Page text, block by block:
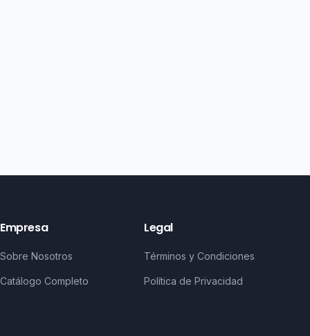
Empresa
Sobre Nosotros
Catálogo Completo
Legal
Términos y Condiciones
Política de Privacidad